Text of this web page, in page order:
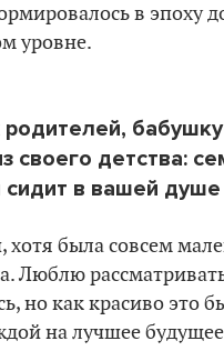
в эпоху
уровне.
своего детства:
в вашей
была совсем
Люблю
но как красиво это
на лучшее